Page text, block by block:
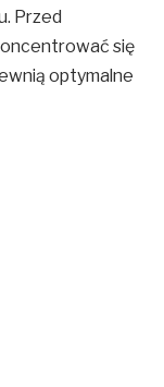
Przed
się
optymalne